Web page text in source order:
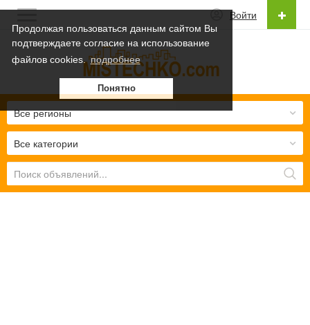
Продолжая пользоваться данным сайтом Вы
подтверждаете согласие на использование
файлов cookies. подробнее
Понятно
Войти
Русский
Українська
Русский
Все категории
Все регионы